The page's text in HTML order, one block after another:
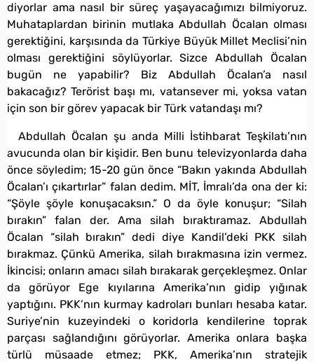
diyorlar ama nasıl bir süreç yaşayacağımızı bilmiyoruz.
Muhataplardan birinin mutlaka Abdullah Öcalan olması
gerektiğini, karşısında da Türkiye Büyük Millet Meclisi’nin
olması gerektiğini söylüyorlar. Sizce Abdullah Öcalan
bugün ne yapabilir? Biz Abdullah Öcalan’a nasıl
bakacağız? Terörist başı mı, vatansever mi, yoksa vatan
için son bir görev yapacak bir Türk vatandaşı mı?
Abdullah Öcalan şu anda Milli İstihbarat Teşkilatı’nın
avucunda olan bir kişidir. Ben bunu televizyonlarda daha
önce söyledim; 15-20 gün önce “Bakın yakında Abdullah
Öcalan’ı çıkartırlar” falan dedim. MİT, İmralı’da ona der ki:
“Şöyle şöyle konuşacaksın.” O da öyle konuşur; “Silah
bırakın” falan der. Ama silah bıraktıramaz. Abdullah
Öcalan “silah bırakın” dedi diye Kandil’deki PKK silah
bırakmaz. Çünkü Amerika, silah bırakmasına izin vermez.
İkincisi; onların amacı silah bırakarak gerçekleşmez. Onlar
da görüyor Ege kıyılarına Amerika’nın gidip yığınak
yaptığını. PKK’nın kurmay kadroları bunları hesaba katar.
Suriye’nin kuzeyindeki o koridorla kendilerine toprak
parçası sağlandığını görüyorlar. Amerika onlara başka
türlü müsaade etmez; PKK, Amerika’nın stratejik